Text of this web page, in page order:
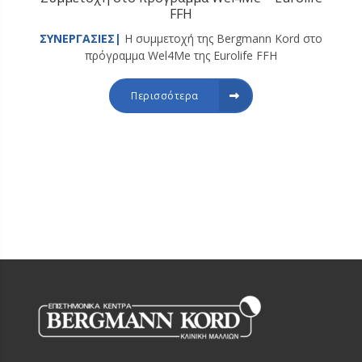
FFH
ΣΥΝΕΡΓΑΣΙΕΣ| Η συμμετοχή της Bergmann Kord στο
πρόγραμμα Wel4Me της Eurolife FFH
Περισσότερα